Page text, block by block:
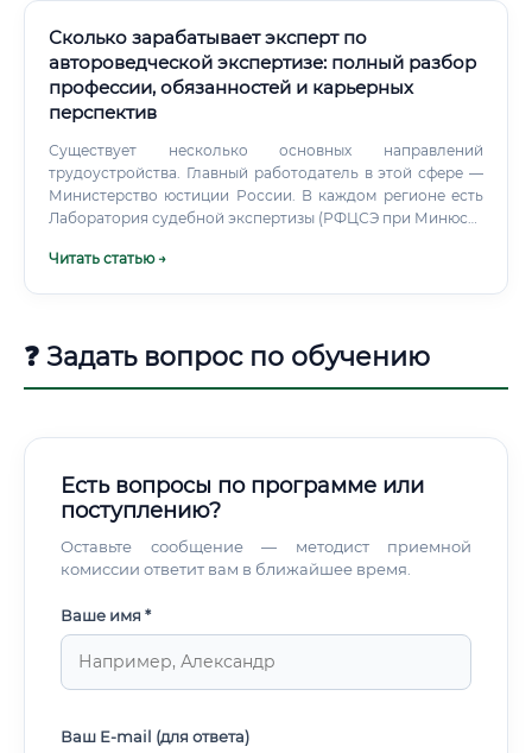
Сколько зарабатывает эксперт по
автороведческой экспертизе: полный разбор
профессии, обязанностей и карьерных
перспектив
Существует несколько основных направлений
трудоустройства. Главный работодатель в этой сфере —
Министерство юстиции России. В каждом регионе есть
Лаборатория судебной экспертизы (РФЦСЭ при Минюсте
Читать статью →
❓ Задать вопрос по обучению
Есть вопросы по программе или
поступлению?
Оставьте сообщение — методист приемной
комиссии ответит вам в ближайшее время.
Ваше имя *
Ваш E-mail (для ответа)